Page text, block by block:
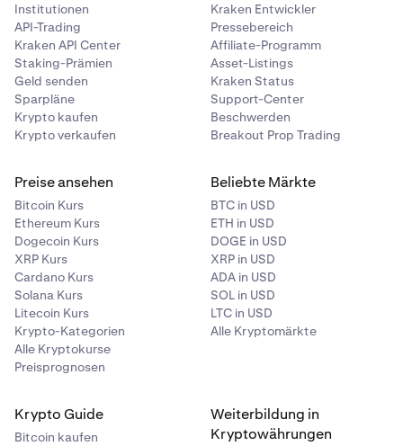
Institutionen
API-Trading
Kraken API Center
Staking-Prämien
Geld senden
Sparpläne
Krypto kaufen
Krypto verkaufen
Kraken Entwickler
Pressebereich
Affiliate-Programm
Asset-Listings
Kraken Status
Support-Center
Beschwerden
Breakout Prop Trading
Preise ansehen
Bitcoin Kurs
Ethereum Kurs
Dogecoin Kurs
XRP Kurs
Cardano Kurs
Solana Kurs
Litecoin Kurs
Krypto-Kategorien
Alle Kryptokurse
Preisprognosen
Beliebte Märkte
BTC in USD
ETH in USD
DOGE in USD
XRP in USD
ADA in USD
SOL in USD
LTC in USD
Alle Kryptomärkte
Krypto Guide
Bitcoin kaufen
Weiterbildung in
Kryptowährungen